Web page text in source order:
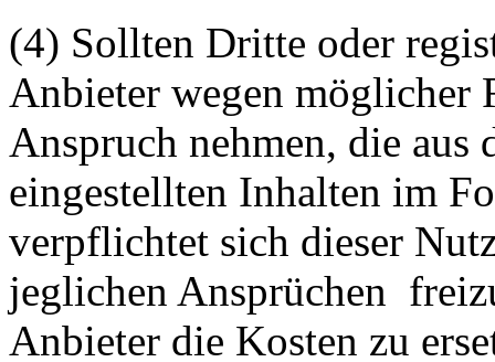
(4) Sollten Dritte oder
Anbieter wegen möglicher
Anspruch nehmen, die aus
eingestellten Inhalten im
verpflichtet sich dieser
jeglichen Ansprüchen
Anbieter die Kosten zu